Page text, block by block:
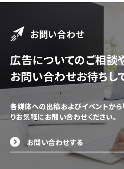
お問い合わせ
広告についてのご相談
お問い合わせお待ちし
各媒体への出稿およびイベントから
りお気軽にお問い合わせください。
お問い合わせする